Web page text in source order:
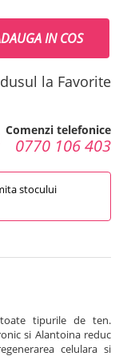
IN COS
la Favorite
Comenzi telefonice
0770 106 403
stocului
tipurile de ten.
si Alantoina reduc
celulara si